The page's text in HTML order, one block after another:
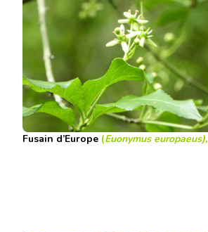
Fusain d’Europe (Euonymus europaeus),